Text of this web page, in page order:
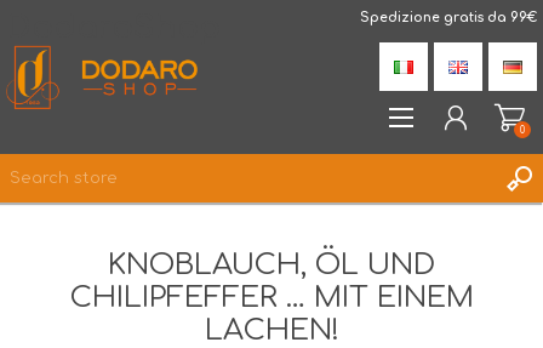
Spedizione gratis da 99€
WISHLIST
0
KNOBLAUCH, ÖL UND
CHILIPFEFFER … MIT EINEM
LACHEN!